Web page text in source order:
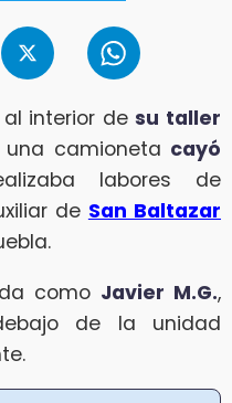
al interior desu taller
camioneta cayó
labores de
de San Baltazar
como Javier M.G.,
de la unidad